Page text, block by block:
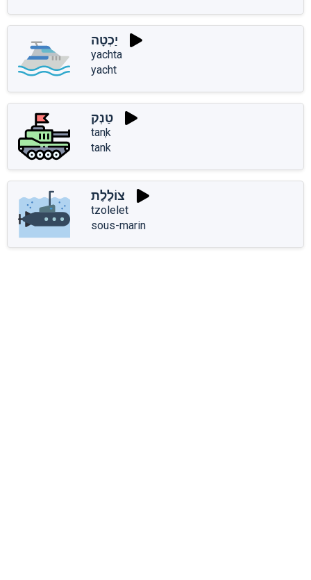
יַכְטָה
yachta
yacht
טַנְק
tanְk
tank
צוֹלֶלֶת
tzolelet
sous-marin